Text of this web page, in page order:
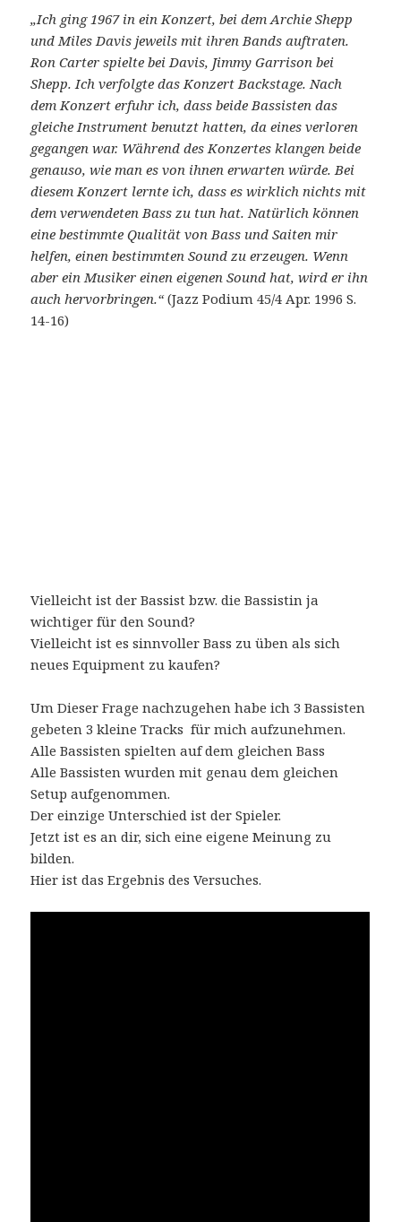
„Ich ging 1967 in ein Konzert, bei dem Archie Shepp
und Miles Davis jeweils mit ihren Bands auftraten.
Ron Carter spielte bei Davis, Jimmy Garrison bei
Shepp. Ich verfolgte das Konzert Backstage. Nach
dem Konzert erfuhr ich, dass beide Bassisten das
gleiche Instrument benutzt hatten, da eines verloren
gegangen war. Während des Konzertes klangen beide
genauso, wie man es von ihnen erwarten würde. Bei
diesem Konzert lernte ich, dass es wirklich nichts mit
dem verwendeten Bass zu tun hat. Natürlich können
eine bestimmte Qualität von Bass und Saiten mir
helfen, einen bestimmten Sound zu erzeugen. Wenn
aber ein Musiker einen eigenen Sound hat, wird er ihn
auch hervorbringen.“(Jazz Podium 45/4 Apr. 1996 S.
14-16)
Vielleicht ist der Bassist bzw. die Bassistin ja
wichtiger für den Sound?
Vielleicht ist es sinnvoller Bass zu üben als sich
neues Equipment zu kaufen?
Um Dieser Frage nachzugehen habe ich 3 Bassisten
gebeten 3 kleine Tracks für mich aufzunehmen.
Alle Bassisten spielten auf dem gleichen Bass
Alle Bassisten wurden mit genau dem gleichen
Setup aufgenommen.
Der einzige Unterschied ist der Spieler.
Jetzt ist es an dir, sich eine eigene Meinung zu
bilden.
Hier ist das Ergebnis des Versuches.